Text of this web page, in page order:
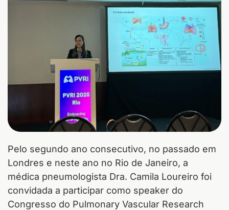
Pelo segundo ano consecutivo, no passado em
Londres e neste ano no Rio de Janeiro, a
médica pneumologista Dra. Camila Loureiro foi
convidada a participar como speaker do
Congresso do Pulmonary Vascular Research